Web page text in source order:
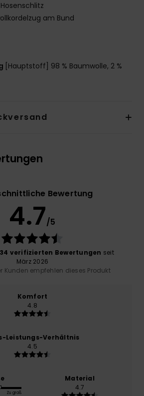
am Bund
[Hauptstoff] 98 % Baumwolle, 2 %
Bewertung
4.7/5
verifizierten Bewertungen seit
März 2026
Kunden empfehlen dieses Produkt
Komfort
4.8
Leistungs-Verhältnis
4.5
Zu groß
Material
4.7